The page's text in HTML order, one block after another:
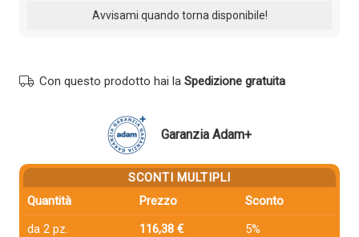
Con questo prodotto hai la Spedizione gratuita
Garanzia Adam+
SCONTI MULTIPLI
Quantità
Prezzo
Sconto
da 2 pz.
116,38 €
5%